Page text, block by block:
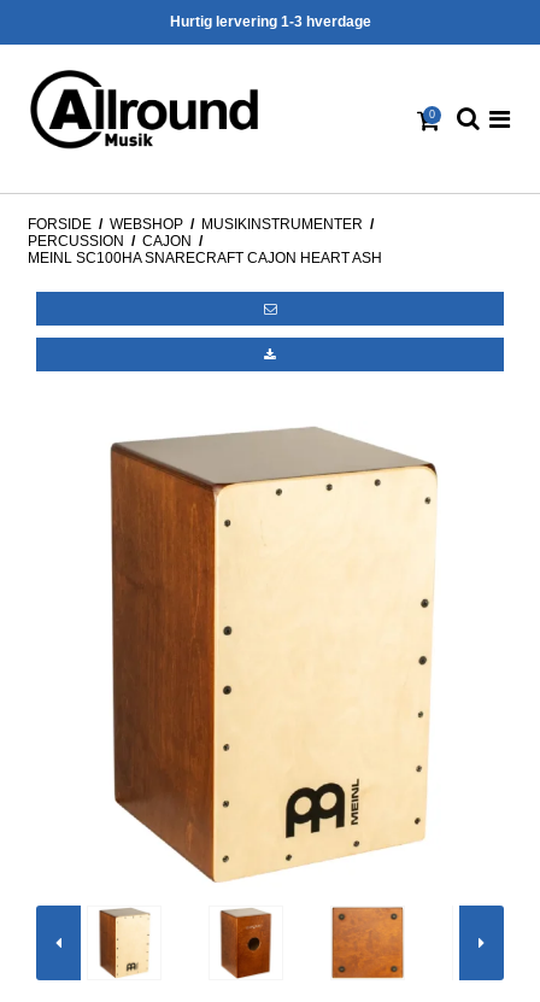
Hurtig lervering 1-3 hverdage
0
FORSIDE / WEBSHOP / MUSIKINSTRUMENTER /
PERCUSSION / CAJON /
MEINL SC100HA SNARECRAFT CAJON HEART ASH